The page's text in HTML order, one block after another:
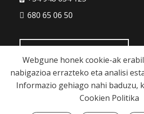
680 65 06 50
Webgune honek cookie-ak
nabigazioa errazteko eta analisi
Informazio gehiago nahi baduzu,
Cookien Politika